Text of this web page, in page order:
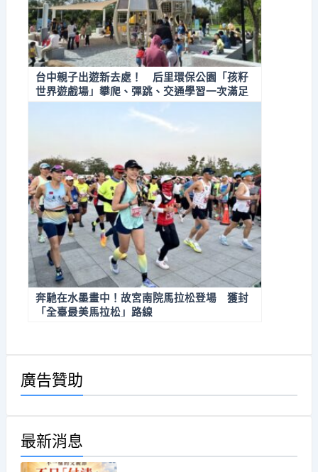
台中親子出遊新去處！ 后里環保公園「孩籽
世界遊戲場」攀爬、彈跳、交通學習一次滿足
奔馳在水墨畫中！故宮南院馬拉松登場 獲封
「全臺最美馬拉松」路線
廣告贊助
最新消息